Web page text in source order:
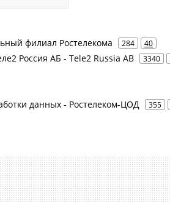
филиал Ростелекома 284 40
Россия АБ - Tele2 Russia AB 3340
данных - Ростелеком-ЦОД 355